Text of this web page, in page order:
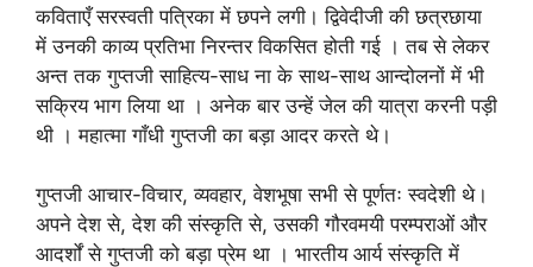
कविताएँ सरस्वती पत्रिका में छपने लगी। द्विवेदीजी की छत्रछाया
में उनकी काव्य प्रतिभा निरन्तर विकसित होती गई । तब से लेकर
अन्त तक गुप्तजी साहित्य-साध ना के साथ-साथ आन्दोलनों में भी
सक्रिय भाग लिया था । अनेक बार उन्हें जेल की यात्रा करनी पड़ी
थी । महात्मा गाँधी गुप्तजी का बड़ा आदर करते थे।
गुप्तजी आचार-विचार, व्यवहार, वेशभूषा सभी से पूर्णतः स्वदेशी थे।
अपने देश से, देश की संस्कृति से, उसकी गौरवमयी परम्पराओं और
आदर्शों से गुप्तजी को बड़ा प्रेम था । भारतीय आर्य संस्कृति में